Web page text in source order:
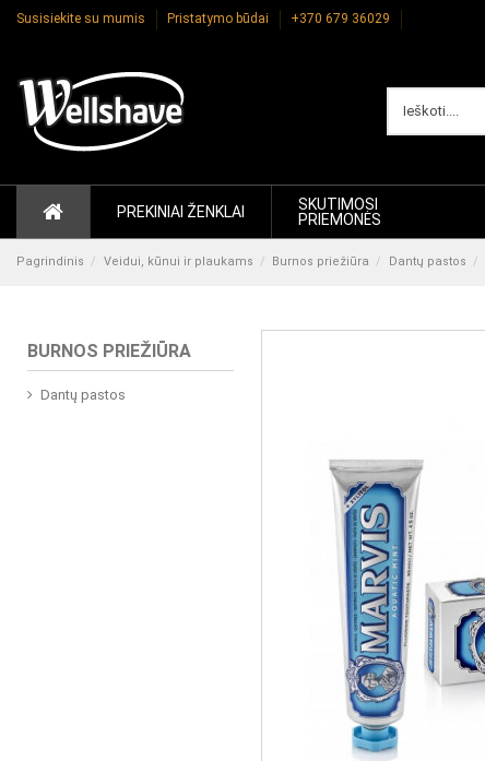
Susisiekite su mumis Pristatymo būdai +370 679 36029
PREKINIAI ŽENKLAI
SKUTIMOSI
PRIEMONĖS
Pagrindinis Veidui, kūnui ir plaukams Burnos priežiūra Dantų pastos
BURNOS PRIEŽIŪRA
Dantų pastos